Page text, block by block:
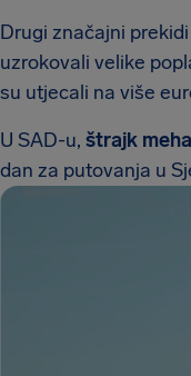
Drugi značajni
uzrokovali velike
su utjecali na više
U SAD-u, štrajk
dan za putovanja u